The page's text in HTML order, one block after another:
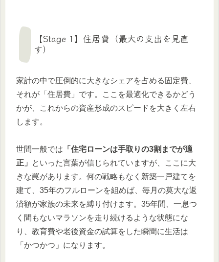
【Stage 1】住居費（最大の支出を見直
す）
家計の中で圧倒的に大きなシェアを占める固定費、
それが「住居費」です。ここを最適化できるかどう
かが、これからの資産形成のスピードを大きく左右
します。
世間一般では 「住宅ローンは手取りの3割までが適
正」
といった言葉が信じられていますが、ここに大
きな罠があります。何の戦略もなく新築一戸建てを
建て、35年のフルローンを組めば、毎月の莫大な返
済額が家族の未来を縛り付けます。35年間、一息つ
く間もないマラソンを走り続けるような状態にな
り、教育費や老後資金の試算をした瞬間に生活は
「かつかつ」になります。